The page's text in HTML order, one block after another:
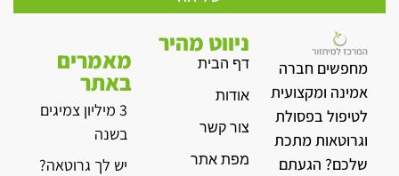
מחפשים חברה
אמינה ומקצועית
לטיפול בפסולת
וגרוטאות מתכת
שלכם? הגעתם
ניווט מהיר
דף הבית
אודות
צור קשר
מפת אתר
מאמרים
באתר
3 מיליון צמיגים
בשנה
יש לך גרוטאה?